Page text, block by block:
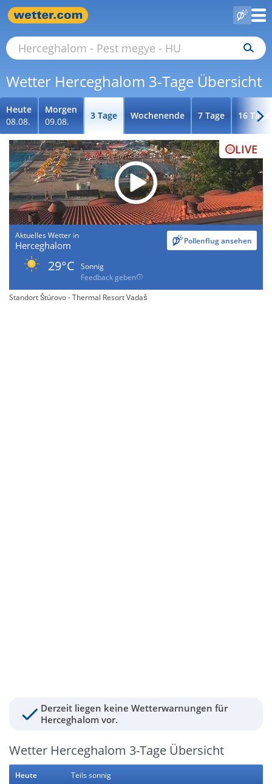
Wetter Herceghalom 3-Tage Übersicht
Heute
08.08.
Morgen
09.08.
3 Tage Wochenende 7 Tage 16 Tage
LIVE
Aktuelles Wetter in
Herceghalom Pollenflug ansehen
29°C
Sonnig
Feedback geben
Standort Štúrovo - Thermal Resort Vadaš
Derzeit liegen keine Wetterwarnungen für
Herceghalom vor.
Wetter Herceghalom 3-Tage Übersicht
Heute Teils sonnig